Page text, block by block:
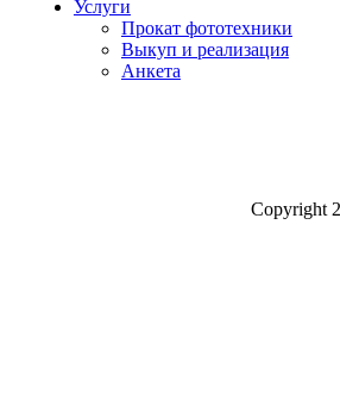
Услуги
Прокат фототехники
Выкуп и реализация
Анкета
Copyright